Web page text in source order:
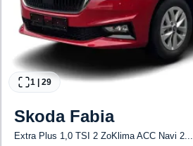
1 29
Skoda Fabia
Extra Plus 1,0 TSI 2 ZoKlima ACC Navi 2...